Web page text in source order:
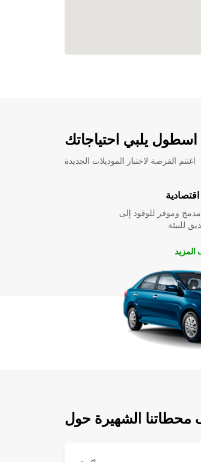
اسطول يلبي احتياجاتك
اغتنم الفرصة لاختبار الموديلات الجديدة
وموفر للوقود إلى
للبيئة